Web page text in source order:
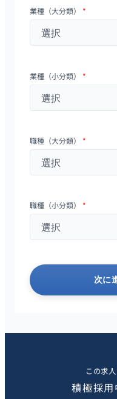
業種（大分類） *
業種（小分類） *
職種（大分類） *
職種（小分類） *
次に
この求
積極採